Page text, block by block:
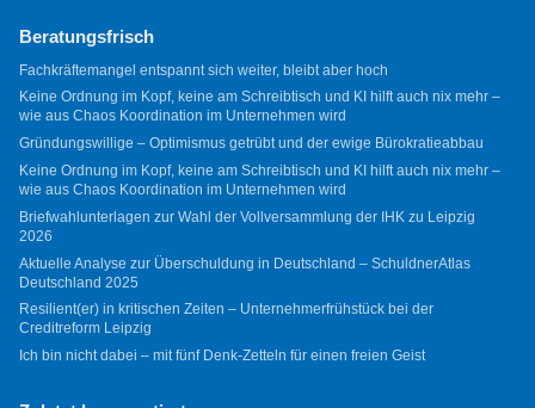
Beratungsfrisch
Fachkräftemangel entspannt sich weiter, bleibt aber hoch
Keine Ordnung im Kopf, keine am Schreibtisch und KI hilft auch nix mehr –
wie aus Chaos Koordination im Unternehmen wird
Gründungswillige – Optimismus getrübt und der ewige Bürokratieabbau
Keine Ordnung im Kopf, keine am Schreibtisch und KI hilft auch nix mehr –
wie aus Chaos Koordination im Unternehmen wird
Briefwahlunterlagen zur Wahl der Vollversammlung der IHK zu Leipzig
2026
Aktuelle Analyse zur Überschuldung in Deutschland – SchuldnerAtlas
Deutschland 2025
Resilient(er) in kritischen Zeiten – Unternehmerfrühstück bei der
Creditreform Leipzig
Ich bin nicht dabei – mit fünf Denk-Zetteln für einen freien Geist